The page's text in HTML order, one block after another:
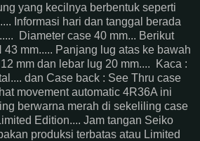
yang kecilnya berbentuk seperti
Informasi hari dan tanggal berada
Diameter case 40 mm... Berikut
mm..... Panjang lug atas ke bawah
mm dan lebar lug 20 mm.... Kaca :
dan Case back : See Thru case
movement automatic 4R36A ini
berwarna merah di sekeliling case
Edition.... Jam tangan Seiko
produksi terbatas atau Limited